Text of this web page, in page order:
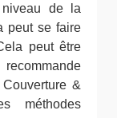
de la
peut se faire
peut être
&
méthodes